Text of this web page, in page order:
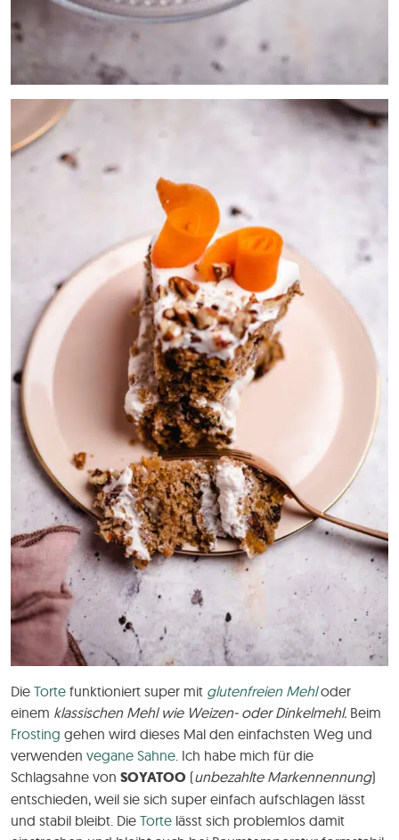
Die Torte funktioniert super mit glutenfreien Mehl oder
einem klassischen Mehl wie Weizen- oder Dinkelmehl. Beim
Frosting gehen wird dieses Mal den einfachsten Weg und
verwenden vegane Sahne . Ich habe mich für die
Schlagsahne von SOYATOO (unbezahlte Markennennung)
entschieden, weil sie sich super einfach aufschlagen lässt
und stabil bleibt. Die Torte lässt sich problemlos damit